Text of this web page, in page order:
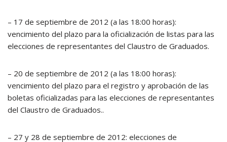
– 17 de septiembre de 2012 (a las 18:00 horas):
vencimiento del plazo para la oficialización de listas para las
elecciones de representantes del Claustro de Graduados.
– 20 de septiembre de 2012 (a las 18:00 horas):
vencimiento del plazo para el registro y aprobación de las
boletas oficializadas para las elecciones de representantes
del Claustro de Graduados..
– 27 y 28 de septiembre de 2012: elecciones de